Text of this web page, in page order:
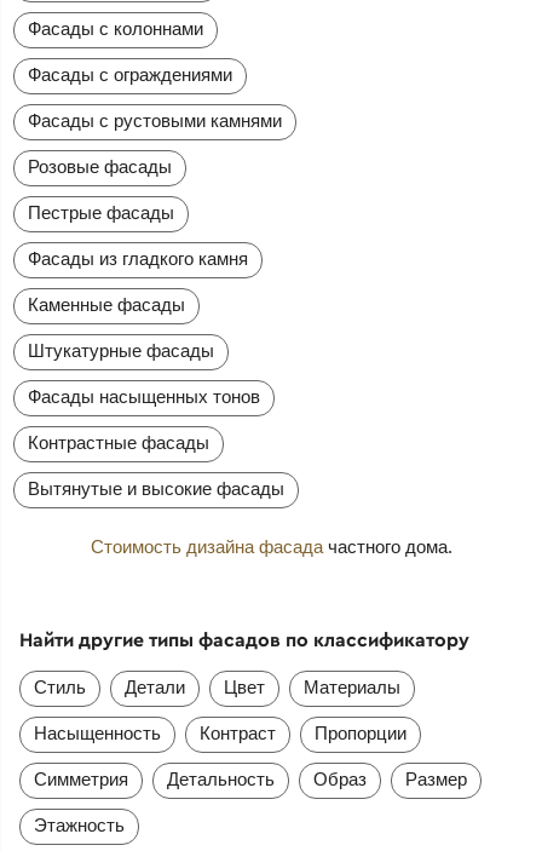
Фасады с колоннами
Фасады с ограждениями
Фасады с рустовыми камнями
Розовые фасады
Пестрые фасады
Фасады из гладкого камня
Каменные фасады
Штукатурные фасады
Фасады насыщенных тонов
Контрастные фасады
Вытянутые и высокие фасады
Стоимость дизайна фасадачастного дома.
Найти другие типы фасадов по классификатору
Стиль Детали Цвет Материалы
Насыщенность Контраст Пропорции
Симметрия Детальность Образ Размер
Этажность